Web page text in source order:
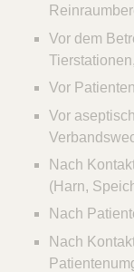
Vor dem
Vor
Vor
Nach
(Harn,
Nach
Nach